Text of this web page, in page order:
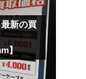
新の買
】